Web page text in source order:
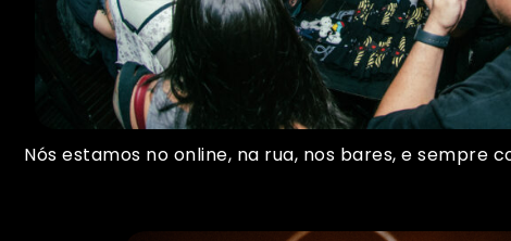
Nós estamos no online, na rua, nos bares, e